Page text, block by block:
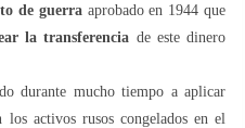
de guerraaprobado en 1944 que
la transferencia de este dinero
durante mucho tiempo a aplicar
los activos rusos congelados en el